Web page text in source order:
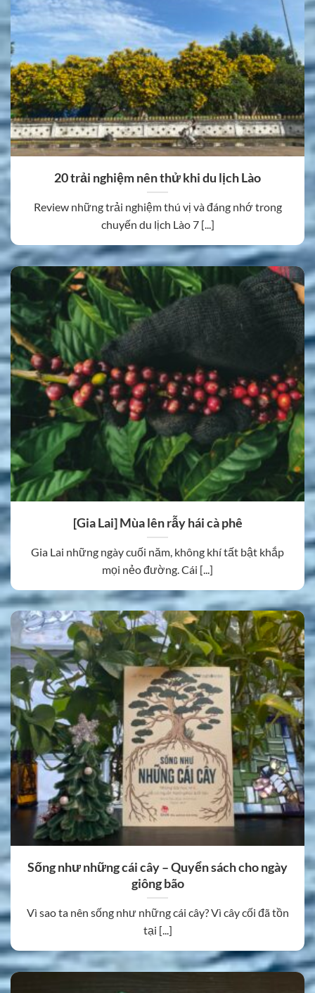
20 trải nghiệm nên thử khi du lịch Lào
Review những trải nghiệm thú vị và đáng nhớ trong
chuyến du lịch Lào 7 [...]
[Gia Lai] Mùa lên rẫy hái cà phê
Gia Lai những ngày cuối năm, không khí tất bật khắp
mọi nẻo đường. Cái [...]
Sống như những cái cây – Quyển sách cho ngày
giông bão
Vì sao ta nên sống như những cái cây? Vì cây cối đã tồn
tại [...]